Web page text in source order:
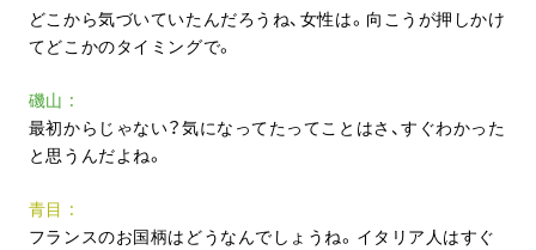
どこから気づいていたんだろうね、女性は。向こうが押しかけ
てどこかのタイミングで。
磯山
最初からじゃない？気になってたってことはさ、すぐわかった
と思うんだよね。
青目
フランスのお国柄はどうなんでしょうね。イタリア人はすぐ